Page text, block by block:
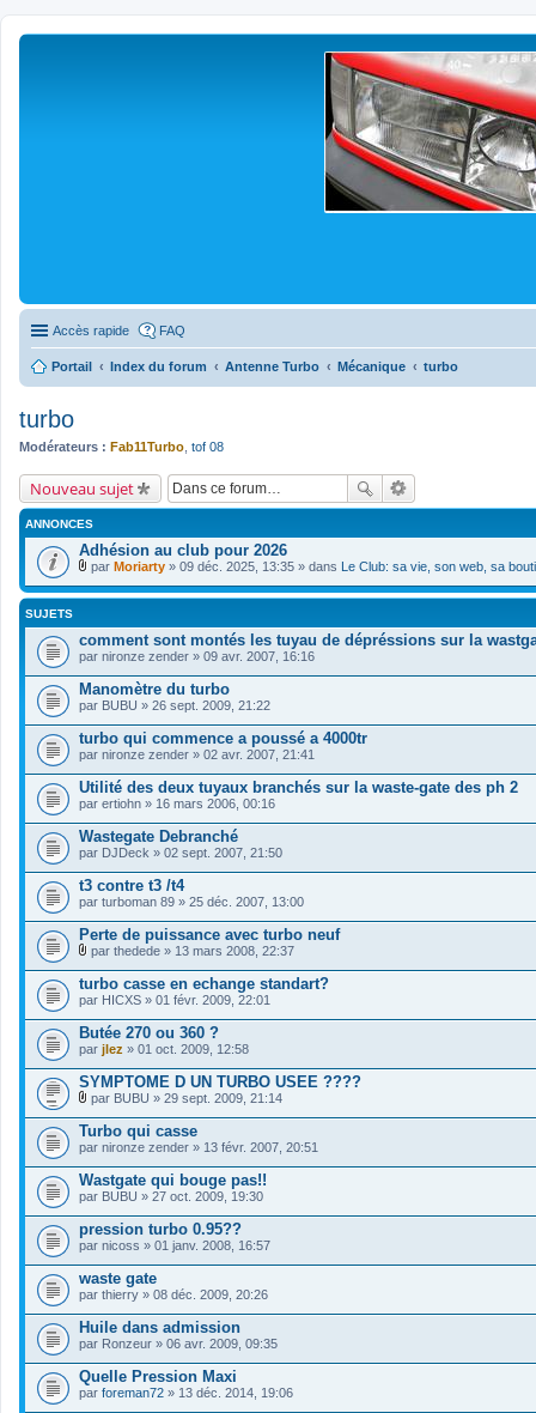
Accès rapide FAQ
Portail Index du forum Antenne Turbo Mécanique turbo
turbo
Modérateurs : Fab11Turbo tof 08
Nouveau sujet
ANNONCES
Adhésion au club pour 2026
F
i
i
e
r
(
s
)
j
o
i
t
(
s
)
par Moriarty » 09 déc. 2025, 13:35 » dans Le Club: sa vie, son web, sa
SUJETS
comment sont montés les tuyau de dépréssions sur la
par nironze zender » 09 avr. 2007, 16:16
Manomètre du turbo
par BUBU » 26 sept. 2009, 21:22
turbo qui commence a poussé a 4000tr
par nironze zender » 02 avr. 2007, 21:41
Utilité des deux tuyaux branchés sur la waste-gate des ph 2
par ertiohn » 16 mars 2006, 00:16
Wastegate Debranché
par DJDeck » 02 sept. 2007, 21:50
t3 contre t3 /t4
par turboman 89 » 25 déc. 2007, 13:00
Perte de puissance avec turbo neuf
F
c
h
i
e
r
s
o
i
n
t
(
s
par thedede » 13 mars 2008, 22:37
turbo casse en echange standart?
par HICXS » 01 févr. 2009, 22:01
Butée 270 ou 360 ?
par jlez » 01 oct. 2009, 12:58
SYMPTOME D UN TURBO USEE ????
F
i
c
h
i
e
r
s
)
j
o
i
n
t
(
s
par BUBU » 29 sept. 2009, 21:14
Turbo qui casse
par nironze zender » 13 févr. 2007, 20:51
Wastgate qui bouge pas!!
par BUBU » 27 oct. 2009, 19:30
pression turbo 0.95??
par nicoss » 01 janv. 2008, 16:57
waste gate
par thierry » 08 déc. 2009, 20:26
Huile dans admission
par Ronzeur » 06 avr. 2009, 09:35
Quelle Pression Maxi
par foreman72 » 13 déc. 2014, 19:06